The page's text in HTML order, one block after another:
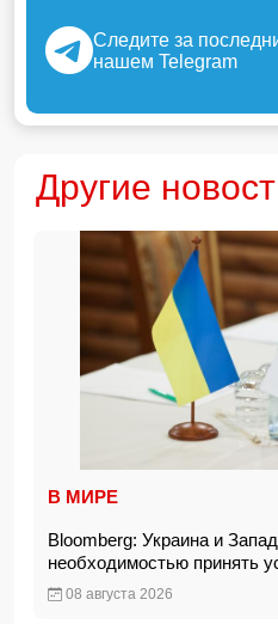
Следите за
нашем Telegram
Другие
В МИРЕ
Bloomberg: Украина и
необходимостью принять
08 августа 2026